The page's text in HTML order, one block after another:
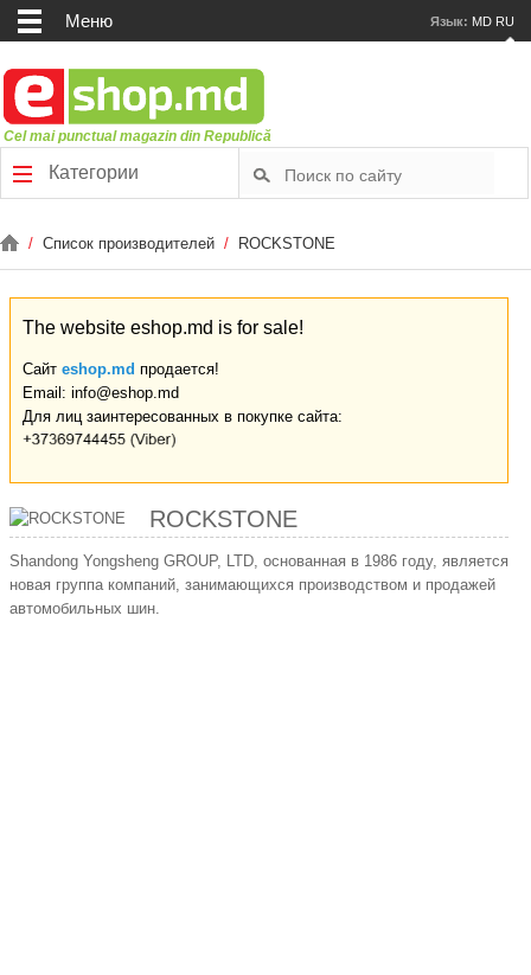
Меню Язык: MD RU
Cel mai punctual magazin din Republică
Категории
/ Список производителей / ROCKSTONE
The website eshop.md is for sale!
Сайт eshop.md продается!
Email: info@eshop.md
Для лиц заинтересованных в покупке сайта:
ROCKSTONE
Shandong Yongsheng GROUP, LTD, основанная в 1986 году, является
новая группа компаний, занимающихся производством и продажей
автомобильных шин.